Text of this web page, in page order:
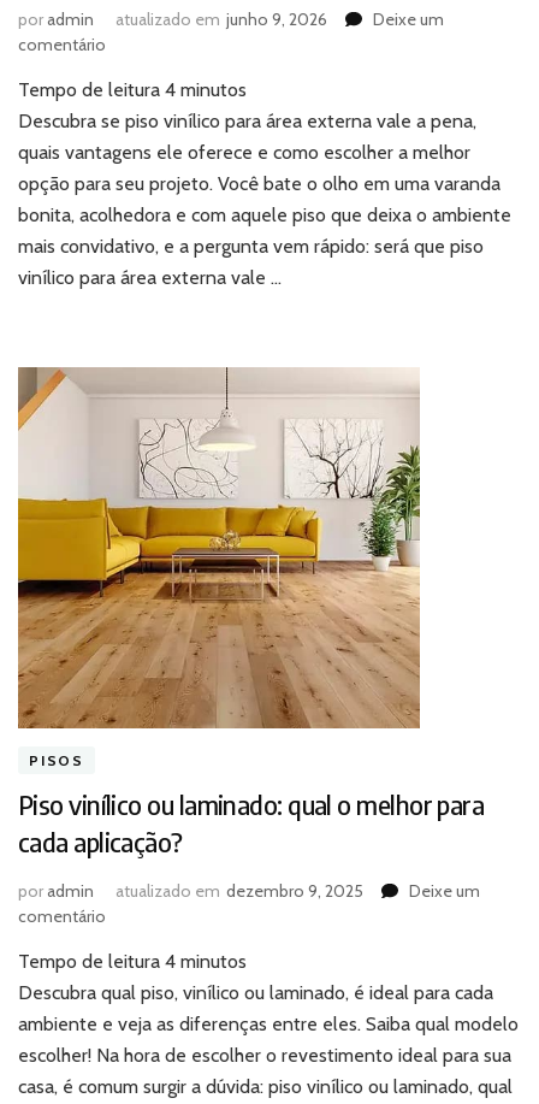
poradmin atualizado em junho 9, 2026
Deixe um
comentário
vinílico
para
área
externa:
vale
a
pena
comprar
Tempo de leitura 4 minutos
Descubra se piso vinílico para área externa vale a pena,
quais vantagens ele oferece e como escolher a melhor
opção para seu projeto. Você bate o olho em uma varanda
bonita, acolhedora e com aquele piso que deixa o ambiente
mais convidativo, e a pergunta vem rápido: será que piso
vinílico para área externa vale …
PISOS
Piso vinílico ou laminado: qual o melhor para
cada aplicação?
poradmin atualizado em dezembro 9, 2025
Deixe um
comentário
vinílico
ou
laminado:
o
melhor
Tempo de leitura 4 minutos
Descubra qual piso, vinílico ou laminado, é ideal para cada
ambiente e veja as diferenças entre eles. Saiba qual modelo
escolher! Na hora de escolher o revestimento ideal para sua
casa, é comum surgir a dúvida: piso vinílico ou laminado, qual